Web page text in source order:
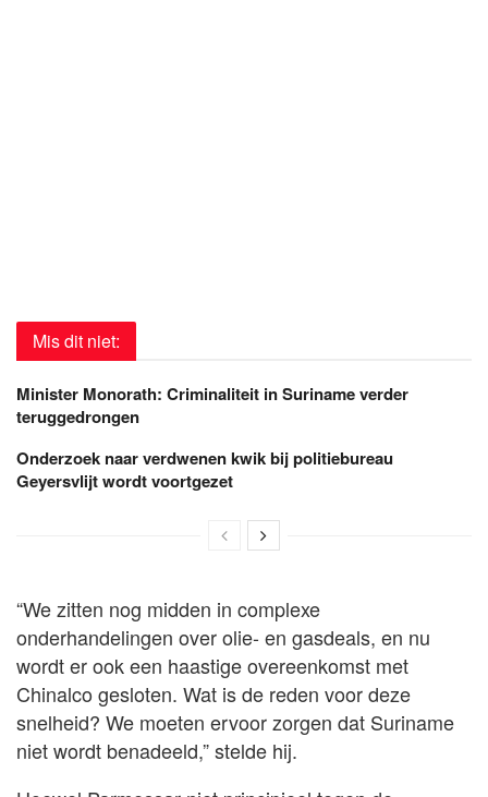
Mis dit niet:
Minister Monorath: Criminaliteit in Suriname verder
teruggedrongen
Onderzoek naar verdwenen kwik bij politiebureau
Geyersvlijt wordt voortgezet
“We zitten nog midden in complexe
onderhandelingen over olie- en gasdeals, en nu
wordt er ook een haastige overeenkomst met
Chinalco gesloten. Wat is de reden voor deze
snelheid? We moeten ervoor zorgen dat Suriname
niet wordt benadeeld,” stelde hij.